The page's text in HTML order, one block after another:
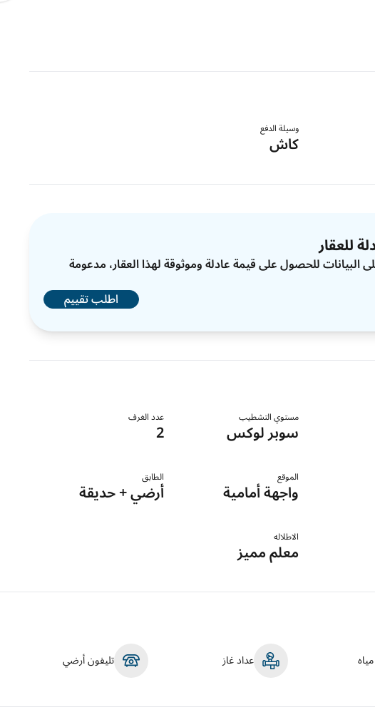
وسيلة الدفع
كاش
للعقار
البيانات للحصول على قيمة عادلة وموثوقة لهذا العقار، مدعومة
اطلب تقييم
مستوي التشطيب
سوبر لوكس
عدد الغرف
2
الموقع
واجهة أمامية
الطابق
أرضي + حديقة
الاطلاله
معلم مميز
عداد غاز تليفون أرضي